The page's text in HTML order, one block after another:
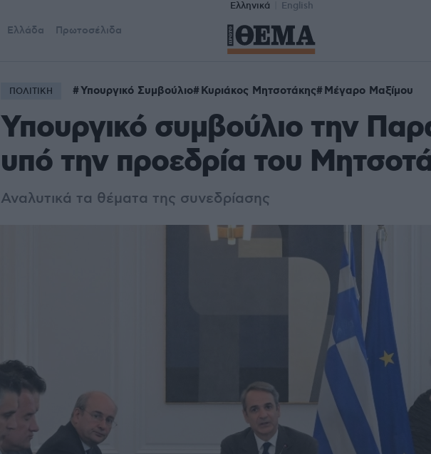
Ελληνικά English
Ελλάδα Πρωτοσέλιδα
ΠΟΛΙΤΙΚΗ Υπουργικό Συμβούλιο Κυριάκος Μητσοτάκης Μέγαρο Μαξίμου
Υπουργικό συμβούλιο την
υπό την προεδρία του
Αναλυτικά τα θέματα της συνεδρίασης